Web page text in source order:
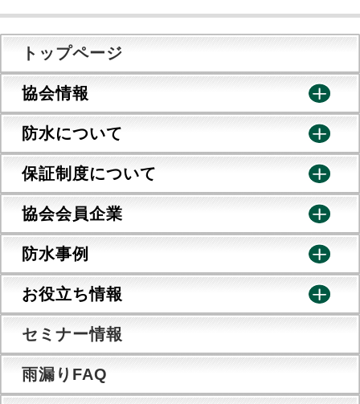
トップページ
協会情報
防水について
保証制度について
協会会員企業
防水事例
お役立ち情報
セミナー情報
雨漏りFAQ